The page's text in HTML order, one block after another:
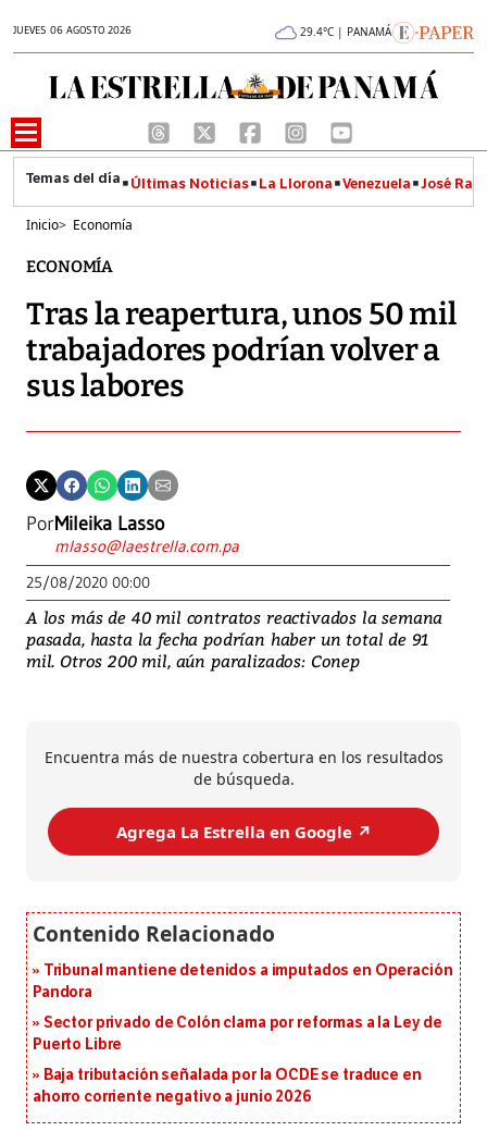
JUEVES 06 AGOSTO 2026 29.4°C | PANAMÁ
Últimas Noticias La Llorona Venezuela José
Inicio> Economía
ECONOMÍA
Tras la reapertura, unos 50 mil
trabajadores podrían volver a
sus labores
PorMileika Lasso
mlasso@laestrella.com.pa
25/08/2020 00:00
A los más de 40 mil contratos reactivados la semana
pasada, hasta la fecha podrían haber un total de 91
mil. Otros 200 mil, aún paralizados: Conep
Encuentra más de nuestra cobertura en los resultados
de búsqueda.
Agrega La Estrella en Google ↗️
Tribunal mantiene detenidos a imputados en Operación
Pandora
Sector privado de Colón clama por reformas a la Ley de
Puerto Libre
Baja tributación señalada por la OCDE se traduce en
ahorro corriente negativo a junio 2026